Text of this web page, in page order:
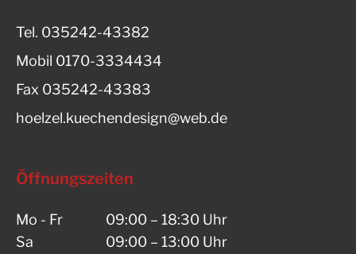
Tel. 035242-43382
Mobil 0170-3334434
Fax 035242-43383
hoelzel.kuechendesign@web.de
Öffnungszeiten
Mo - Fr
09:00 – 18:30 Uhr
Sa
09:00 – 13:00 Uhr